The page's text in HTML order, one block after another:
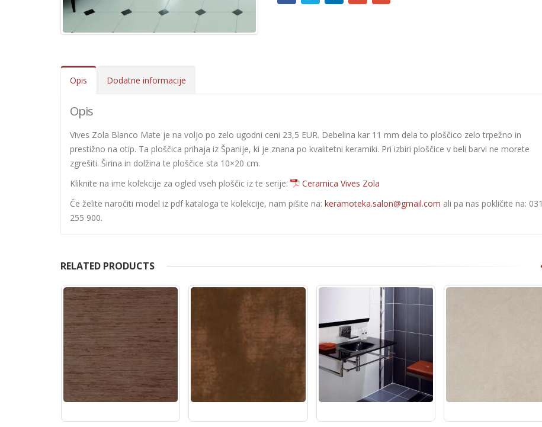
Opis Dodatne informacije
Opis
Vives Zola Blanco Mate je na voljo po zelo ugodni ceni 23,5 EUR. Debelina kar 11 mm dela to ploščico zelo trpežno in
prestižno na otip. Ta ploščica prihaja iz Španije, ki je znana po kvalitetni keramiki. Pri izbiri ploščice v beli barvi ne morete
zgrešiti. Širina in dolžina te ploščice sta 10×20 cm.
Kliknite na ime kolekcije za ogled vseh ploščic iz te serije:
Ceramica Vives Zola
Če želite naročiti model iz pdf kataloga te kolekcije, nam pišite na: keramoteka.salon@gmail.com ali pa nas pokličite na: 031
255 900.
RELATED PRODUCTS